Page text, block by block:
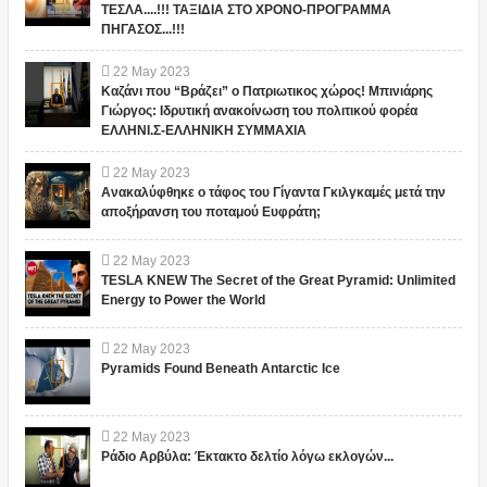
ΤΕΣΛΑ....!!! ΤΑΞΙΔΙΑ ΣΤΟ ΧΡΟΝΟ-ΠΡΟΓΡΑΜΜΑ
ΠΗΓΑΣΟΣ...!!!
22 May 2023
Καζάνι που “Βράζει” ο Πατριωτικος χώρος! Μπινιάρης
Γιώργος: Ιδρυτική ανακοίνωση του πολιτικού φορέα
ΕΛΛΗΝΙ.Σ-ΕΛΛΗΝΙΚΗ ΣΥΜΜΑΧΙΑ
22 May 2023
Ανακαλύφθηκε ο τάφος του Γίγαντα Γκιλγκαμές μετά την
αποξήρανση του ποταμού Ευφράτη;
22 May 2023
TESLA KNEW The Secret of the Great Pyramid: Unlimited
Energy to Power the World
22 May 2023
Pyramids Found Beneath Antarctic Ice
22 May 2023
Ράδιο Αρβύλα: Έκτακτο δελτίο λόγω εκλογών...